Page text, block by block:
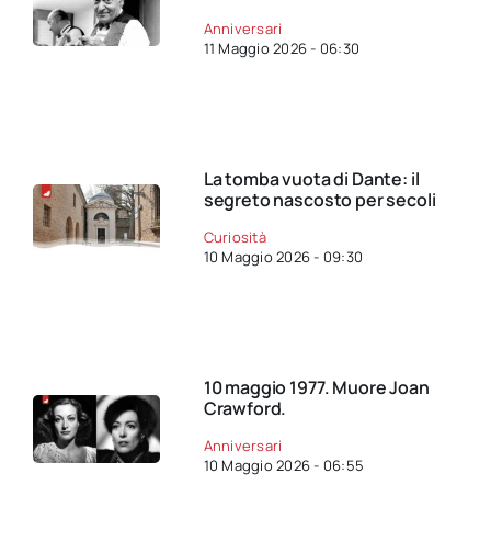
Anniversari
11 Maggio 2026 - 06:30
La tomba vuota di Dante: il
segreto nascosto per secoli
Curiosità
10 Maggio 2026 - 09:30
10 maggio 1977. Muore Joan
Crawford.
Anniversari
10 Maggio 2026 - 06:55